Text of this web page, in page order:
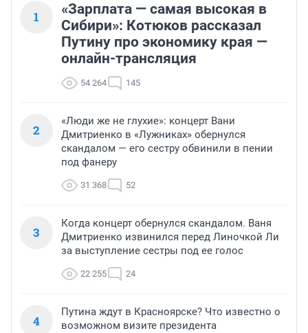
1
«Зарплата — самая высокая в
Сибири»: Котюков рассказал
Путину про экономику края —
онлайн-трансляция
54 264 145
2
«Люди же не глухие»: концерт Вани
Дмитриенко в «Лужниках» обернулся
скандалом — его сестру обвинили в пении
под фанеру
31 368 52
3
Когда концерт обернулся скандалом. Ваня
Дмитриенко извинился перед Линочкой Ли
за выступление сестры под ее голос
22 255 24
4
Путина ждут в Красноярске? Что известно о
возможном визите президента